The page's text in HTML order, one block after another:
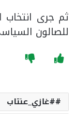
ثم جرى انتخاب
للصالون
#غازي_عنتاب